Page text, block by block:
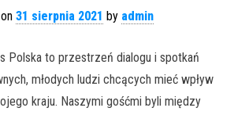
31 sierpnia 2021 by admin
Polska to przestrzeń dialogu i spotkań
młodych ludzi chcących mieć wpływ
kraju. Naszymi gośćmi byli między